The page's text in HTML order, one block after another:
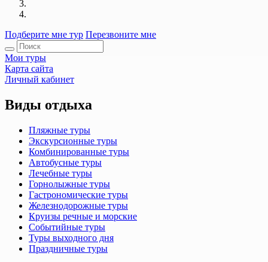
Подберите мне тур Перезвоните мне
Мои туры
Карта сайта
Личный кабинет
Виды отдыха
Пляжные туры
Экскурсионные туры
Комбинированные туры
Автобусные туры
Лечебные туры
Горнолыжные туры
Гастрономические туры
Железнодорожные туры
Круизы речные и морские
Событийные туры
Туры выходного дня
Праздничные туры